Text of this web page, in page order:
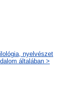
nyelvészet
általában >